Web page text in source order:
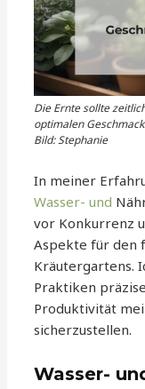
Die Ernte sollte
optimalen
Bild: Stephanie
In meiner
Wasser- und
vor Konkurrenz
Aspekte für den
Kräutergartens.
Praktiken
Produktivität
sicherzustellen.
Wasser-